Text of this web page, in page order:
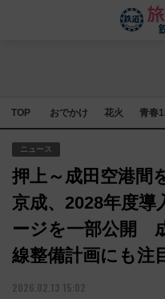
TOP おでかけ 花火 青春
ニュース
押上～成田空港間
京成、2028年度導
ージを一部公開
線整備計画にも注
2026.02.13 15:02